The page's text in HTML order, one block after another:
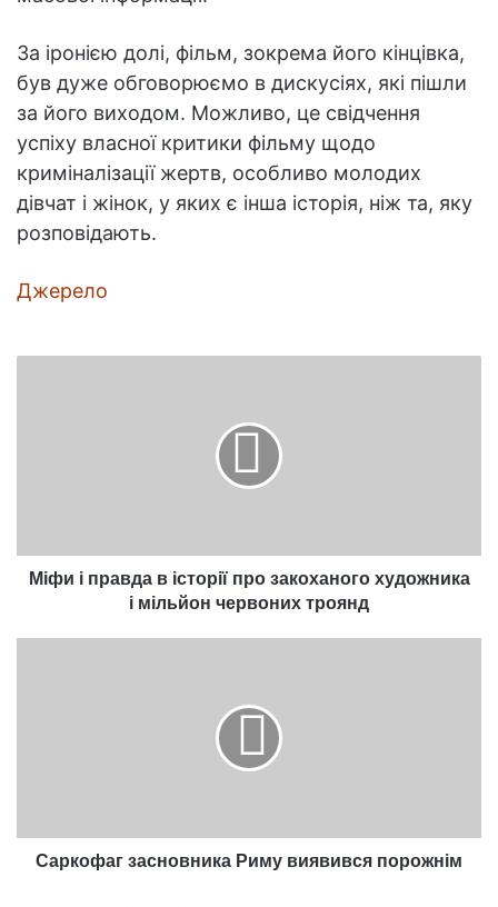
За іронією долі, фільм, зокрема його кінцівка,
був дуже обговорюємо в дискусіях, які пішли
за його виходом. Можливо, це свідчення
успіху власної критики фільму щодо
криміналізації жертв, особливо молодих
дівчат і жінок, у яких є інша історія, ніж та, яку
розповідають.
Джерело
і
мільйон
Міфи і правда в історії про закоханого художника
і мільйон червоних троянд
Саркофаг засновника Риму виявився порожнім